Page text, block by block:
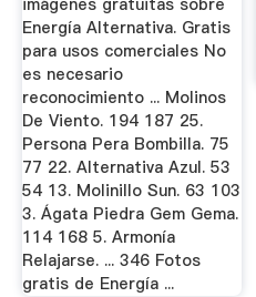
imágenes gratuitas sobre
Energía Alternativa. Gratis
para usos comerciales No
es necesario
reconocimiento ... Molinos
De Viento. 194 187 25.
Persona Pera Bombilla. 75
77 22. Alternativa Azul. 53
54 13. Molinillo Sun. 63 103
3. Ágata Piedra Gem Gema.
114 168 5. Armonía
Relajarse. ... 346 Fotos
gratis de Energía ...